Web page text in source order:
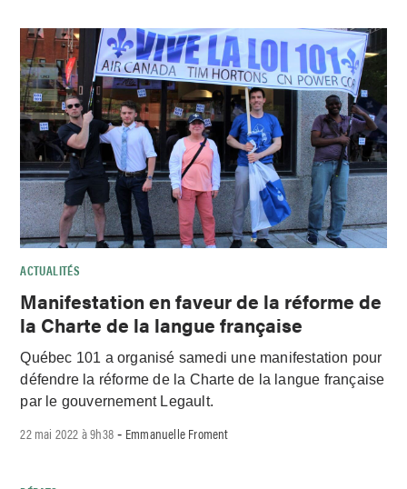
ACTUALITÉS
Manifestation en faveur de la réforme de
la Charte de la langue française
Québec 101 a organisé samedi une manifestation pour
défendre la réforme de la Charte de la langue française
par le gouvernement Legault.
22 mai 2022 à 9h38 - Emmanuelle Froment